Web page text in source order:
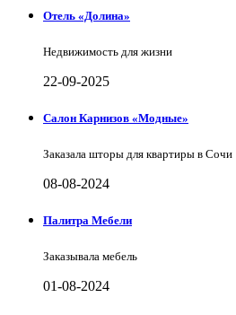
Отель «Долина»
Недвижимость для жизни
22-09-2025
Салон Карнизов «Модные»
Заказала шторы для квартиры в Сочи
08-08-2024
Палитра Мебели
Заказывала мебель
01-08-2024